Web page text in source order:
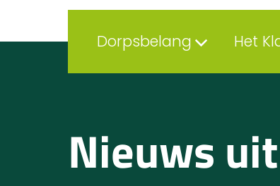
Dorpsbelang Het
Nieuws